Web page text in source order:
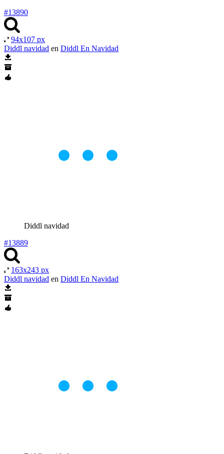
#13890
94x107 px
Diddl navidad en Diddl En Navidad
Diddl navidad
#13889
163x243 px
Diddl navidad en Diddl En Navidad